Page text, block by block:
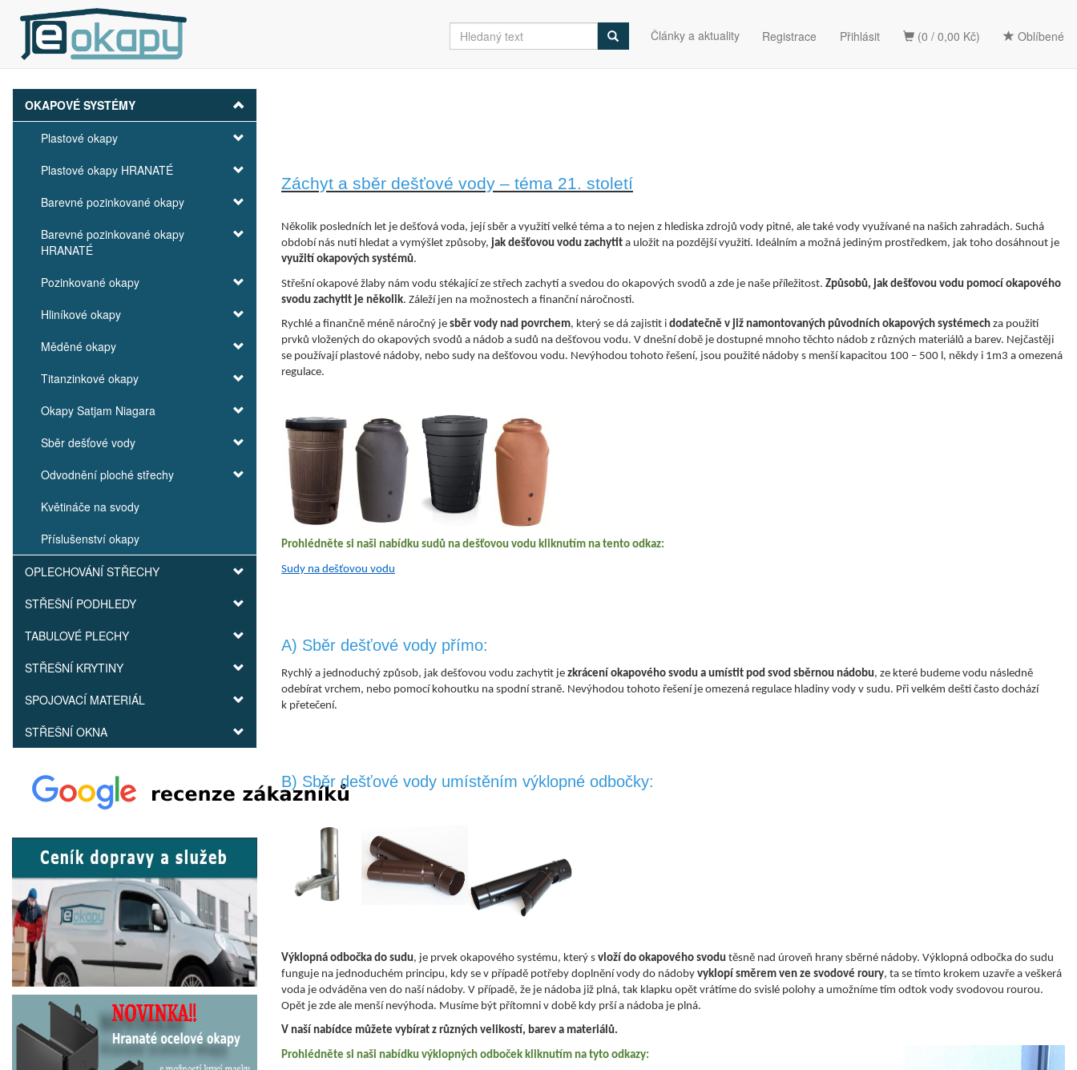
(0 / 0,00 Kč) Oblíbené
Články a aktuality Registrace Přihlásit
OKAPOVÉ SYSTÉMY
Plastové okapy
Plastové okapy HRANATÉ
Barevné pozinkované okapy
Barevné pozinkované okapy
HRANATÉ
Pozinkované okapy
Hliníkové okapy
Měděné okapy
Titanzinkové okapy
Okapy Satjam Niagara
Sběr dešťové vody
Odvodnění ploché střechy
Květináče na svody
Příslušenství okapy
OPLECHOVÁNÍ STŘECHY
STŘEŠNÍ PODHLEDY
TABULOVÉ PLECHY
STŘEŠNÍ KRYTINY
SPOJOVACÍ MATERIÁL
STŘEŠNÍ OKNA
Záchyt a sběr dešťové vody – téma 21. století
Několik posledních let je dešťová voda, její sběr a využití velké téma a to nejen z hlediska zdrojů vody pitné, ale také vody využívané na našich zahradách. Suchá
období nás nutí hledat a vymýšlet způsoby, jak dešťovou vodu zachytit a uložit na pozdější využití. Ideálním a možná jediným prostředkem, jak toho dosáhnout je
využití okapových systémů.
Střešní okapové žlaby nám vodu stékající ze střech zachytí a svedou do okapových svodů a zde je naše příležitost. Způsobů, jak dešťovou vodu pomocí okapového
svodu zachytit je několik. Záleží jen na možnostech a finanční náročnosti.
Rychlé a finančně méně náročný je sběr vody nad povrchem, který se dá zajistit i dodatečně v již namontovaných původních okapových systémech za použití
prvků vložených do okapových svodů a nádob a sudů na dešťovou vodu. V dnešní době je dostupné mnoho těchto nádob z různých materiálů a barev. Nejčastěji
se používají plastové nádoby, nebo sudy na dešťovou vodu. Nevýhodou tohoto řešení, jsou použité nádoby s menší kapacitou 100 – 500 l, někdy i 1m3 a omezená
regulace.
Prohlédněte si naši nabídku sudů na dešťovou vodu kliknutím na tento odkaz:
Sudy na dešťovou vodu
A) Sběr dešťové vody přímo:
Rychlý a jednoduchý způsob, jak dešťovou vodu zachytit je zkrácení okapového svodu a umístit pod svod sběrnou nádobu, ze které budeme vodu následně
odebírat vrchem, nebo pomocí kohoutku na spodní straně. Nevýhodou tohoto řešení je omezená regulace hladiny vody v sudu. Při velkém dešti často dochází
k přetečení.
B) Sběr dešťové vody umístěním výklopné odbočky:
Výklopná odbočka do sudu, je prvek okapového systému, který s vloží do okapového svodu těsně nad úroveň hrany sběrné nádoby. Výklopná odbočka do sudu
funguje na jednoduchém principu, kdy se v případě potřeby doplnění vody do nádoby vyklopí směrem ven ze svodové roury, ta se tímto krokem uzavře a veškerá
voda je odváděna ven do naší nádoby. V případě, že je nádoba již plná, tak klapku opět vrátíme do svislé polohy a umožníme tím odtok vody svodovou rourou.
Opět je zde ale menší nevýhoda. Musíme být přítomni v době kdy prší a nádoba je plná.
V naší nabídce můžete vybírat z různých velikostí, barev a materiálů.
Prohlédněte si naši nabídku výklopných odboček kliknutím na tyto odkazy: